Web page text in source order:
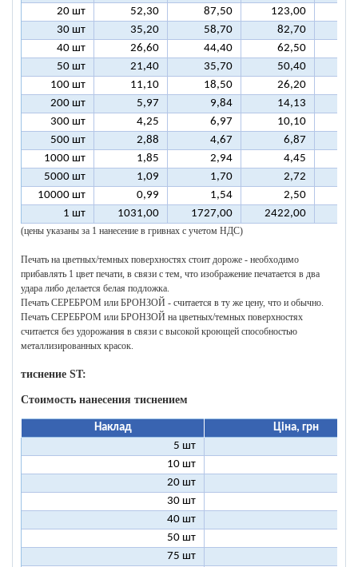
20 шт
52,30 87,50 123,00
30 шт
35,20 58,70 82,70
40 шт
26,60 44,40 62,50
50 шт
21,40 35,70 50,40
100 шт
11,10 18,50 26,20
200 шт
5,97 9,84 14,13
300 шт
4,25 6,97 10,10
500 шт
2,88 4,67 6,87
1000 шт
1,85 2,94 4,45
5000 шт
1,09 1,70 2,72
10000 шт
0,99 1,54 2,50
1 шт
1031,00 1727,00 2422,00
(цены указаны за 1 нанесение в гривнах с учетом НДС)
Печать на цветных/темных поверхностях стоит дороже - необходимо
прибавлять 1 цвет печати, в связи с тем, что изображение печатается в два
удара либо делается белая подложка.
Печать СЕРЕБРОМ или БРОНЗОЙ - считается в ту же цену, что и обычно.
Печать СЕРЕБРОМ или БРОНЗОЙ на цветных/темных поверхностях
считается без удорожания в связи с высокой кроющей способностью
металлизированных красок.
тиснение ST:
Стоимость нанесения тиснением
Наклад
Ціна, грн
5 шт
10 шт
20 шт
30 шт
40 шт
50 шт
75 шт